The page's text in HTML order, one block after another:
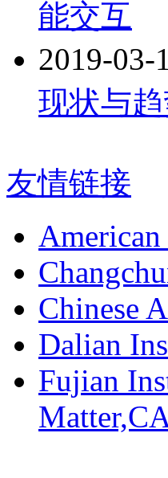
能交互
2019-03-
现状与
友情链接
Chinese
Dalian
Fujian